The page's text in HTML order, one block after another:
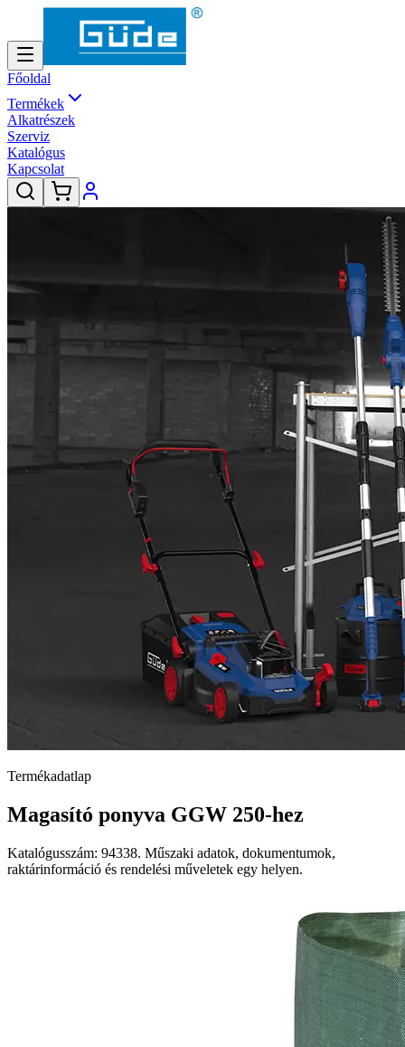
Főoldal
Termékek
Alkatrészek
Szerviz
Katalógus
Kapcsolat
Termékadatlap
Magasító ponyva GGW 250-hez
Katalógusszám: 94338. Műszaki adatok, dokumentumok,
raktárinformáció és rendelési műveletek egy helyen.